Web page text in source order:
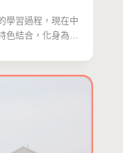
學習過程，現在中
色結合，化身為一